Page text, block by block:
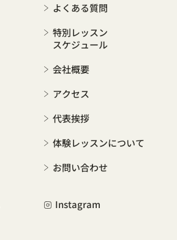
よくある質問
特別レッスン
スケジュール
会社概要
アクセス
代表挨拶
体験レッスンについて
お問い合わせ
Instagram